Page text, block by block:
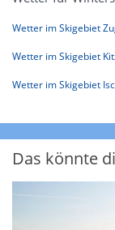
Wetter im Skigebiet
Wetter im Skigebiet
Wetter im Skigebiet
Das könnte